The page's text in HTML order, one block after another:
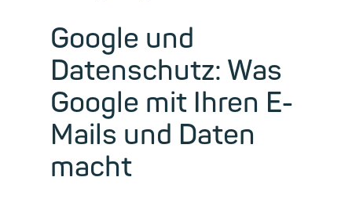
Google und
Datenschutz: Was
Google mit Ihren E-
Mails und Daten
macht